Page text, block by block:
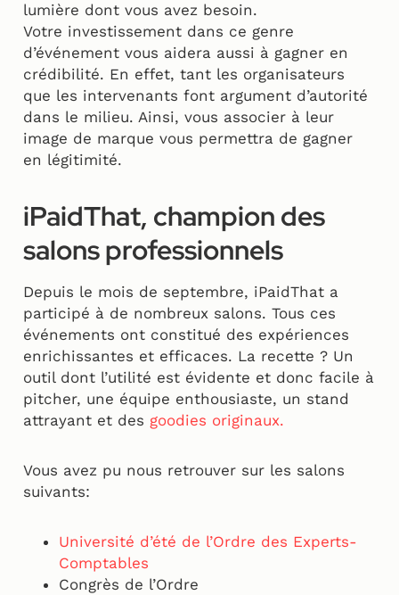
lumière dont vous avez besoin.
Votre investissement dans ce genre
d’événement vous aidera aussi à gagner en
crédibilité. En effet, tant les organisateurs
que les intervenants font argument d’autorité
dans le milieu. Ainsi, vous associer à leur
image de marque vous permettra de gagner
en légitimité.
iPaidThat, champion des
salons professionnels
Depuis le mois de septembre, iPaidThat a
participé à de nombreux salons. Tous ces
événements ont constitué des expériences
enrichissantes et efficaces. La recette ? Un
outil dont l’utilité est évidente et donc facile à
pitcher, une équipe enthousiaste, un stand
attrayant et des goodies originaux.
Vous avez pu nous retrouver sur les salons
suivants:
Université d’été de l’Ordre des Experts-
Comptables
Congrès de l’Ordre